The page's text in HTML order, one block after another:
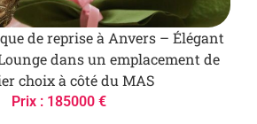
de reprise à Anvers – Élégant
dans un emplacement de
choix à côté du MAS
Prix : 185000 €